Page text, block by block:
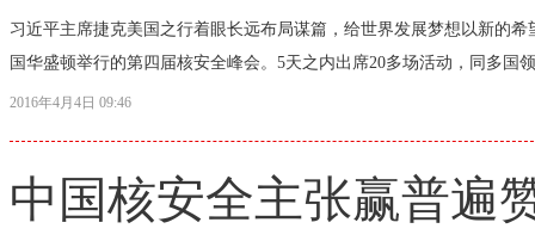
习近平主席捷克美国之行着眼长远布局谋篇，给世界发展梦想以新的
国华盛顿举行的第四届核安全峰会。5天之内出席20多场活动，同多
2016年4月4日 09:46
中国核安全主张赢普遍